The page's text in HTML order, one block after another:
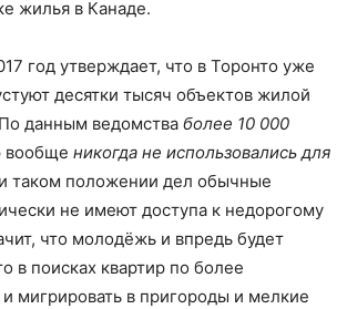
жилья в Канаде.
год утверждает, что в Торонто уже
десятки тысяч объектов жилой
данным ведомства более 10 000
вообще никогда не использовались для
таком положении дел обычные
не имеют доступа к недорогому
что молодёжь и впредь будет
в поисках квартир по более
мигрировать в пригороды и мелкие